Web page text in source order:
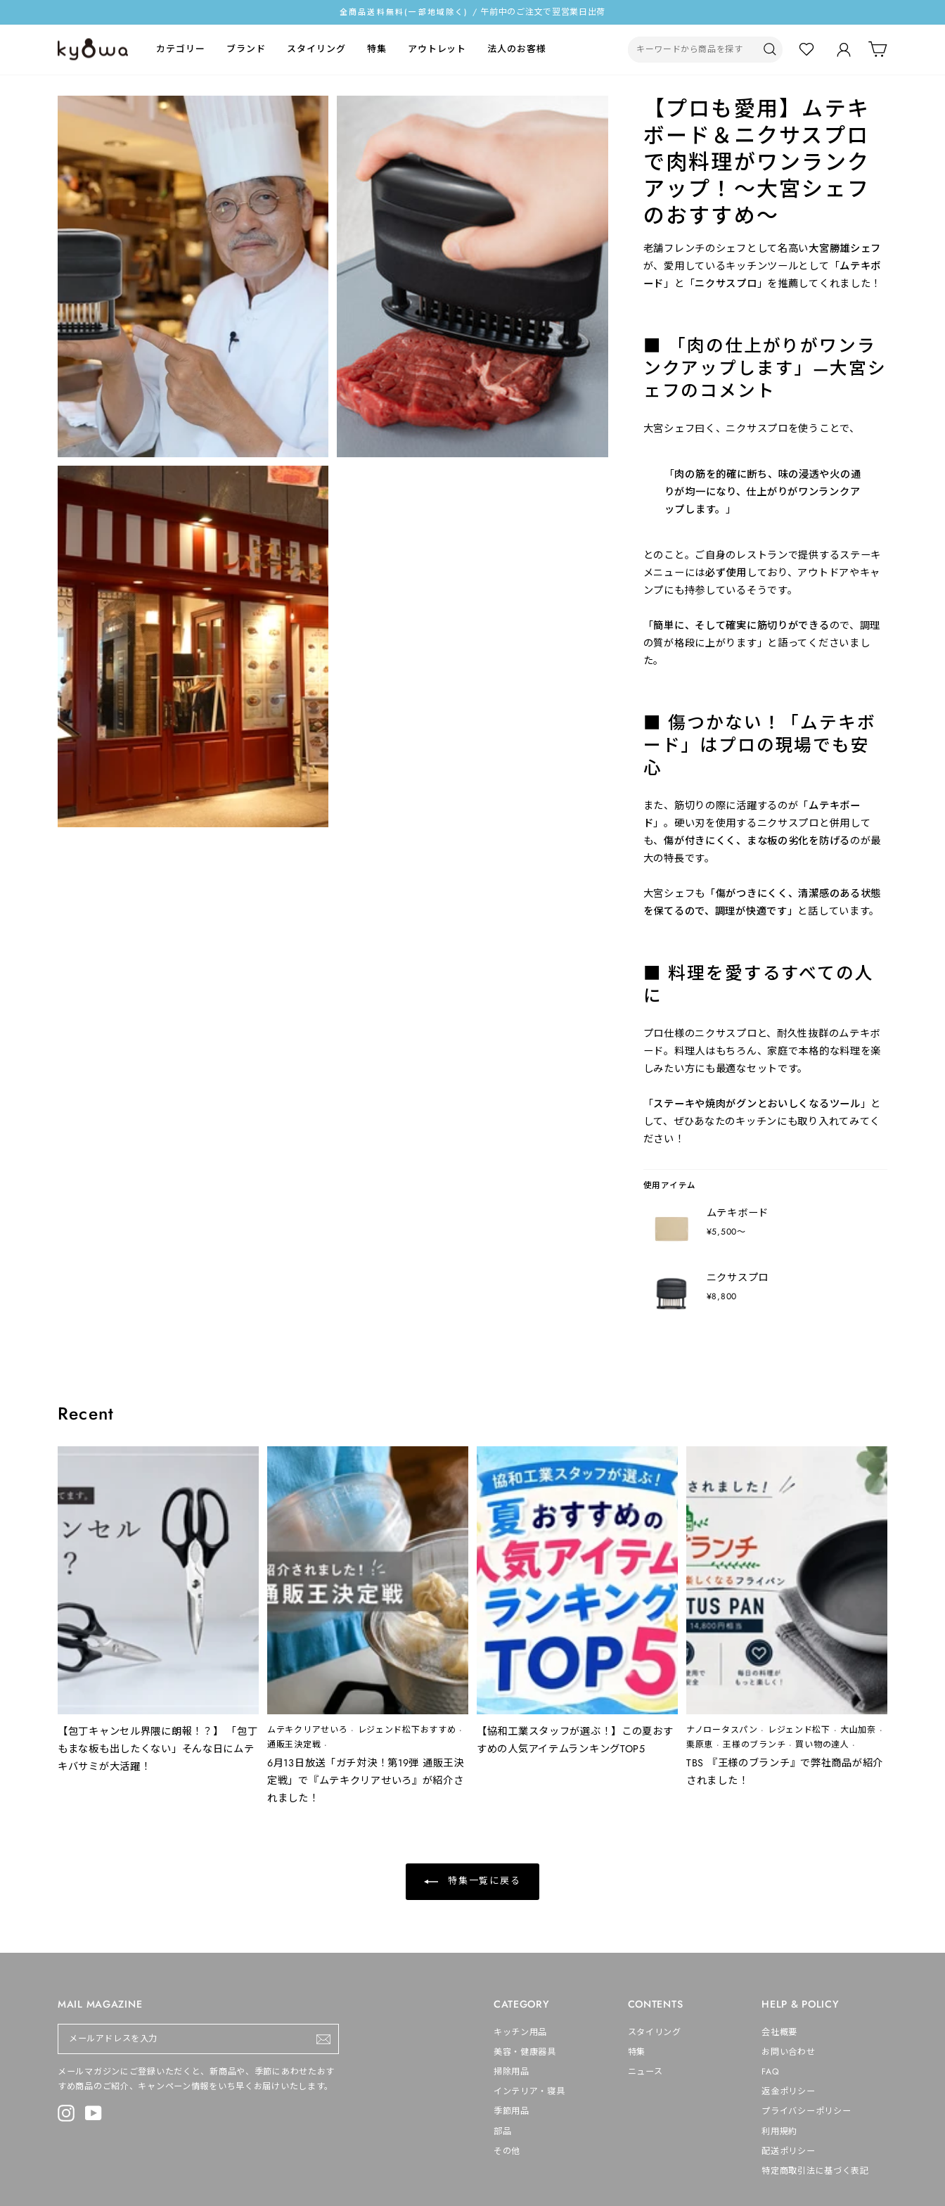
キ
止
る
全商品送料無料(一部地域除く) / 午前中のご注文で翌営業日出荷
カテゴリー ブランド スタイリング 特集 アウトレット 法人のお客様 検索 ログイン
【プロも愛用】ムテキ
ボード＆ニクサスプロ
で肉料理がワンランク
アップ！〜大宮シェフ
のおすすめ〜
老舗フレンチのシェフとして名高い大宮勝雄シェフ
が、愛用しているキッチンツールとして「ムテキボ
ード」と「ニクサスプロ」を推薦してくれました！
■ 「肉の仕上がりがワンラ
ンクアップします」—大宮シ
ェフのコメント
大宮シェフ曰く、ニクサスプロを使うことで、
「肉の筋を的確に断ち、味の浸透や火の通
りが均一になり、仕上がりがワンランクア
ップします。 」
とのこと。ご自身のレストランで提供するステーキ
メニューには必ず使用 しており、アウトドアやキャ
ンプにも持参しているそうです。
「簡単に、そして確実に筋切りができるので、調理
の質が格段に上がります」と語ってくださいまし
た。
■ 傷つかない！「ムテキボ
ード」はプロの現場でも安
心
また、筋切りの際に活躍するのが「ムテキボー
ド」。硬い刃を使用するニクサスプロと併用して
も、傷が付きにくく、まな板の劣化を防げるのが最
大の特長です。
大宮シェフも 「傷がつきにくく、清潔感のある状態
を保てるので、調理が快適です」 と話しています。
■ 料理を愛するすべての人
に
プロ仕様のニクサスプロと、耐久性抜群のムテキボ
ード。料理人はもちろん、家庭で本格的な料理を楽
しみたい方にも最適なセットです。
「ステーキや焼肉がグンとおいしくなるツール」と
して、ぜひあなたのキッチンにも取り入れてみてく
ださい！
使用アイテム
ムテキボード
¥5,500〜
ニクサスプロ
¥8,800
Recent
【包丁キャンセル界隈に朗報！？】 「包丁
もまな板も出したくない」そんな日にムテ
キバサミが大活躍！
ムテキクリアせいろ · レジェンド松下おすすめ ·
通販王決定戦 ·
6月13日放送「ガチ対決！第19弾 通販王決
定戦」で『ムテキクリアせいろ』が紹介さ
れました！
【協和工業スタッフが選ぶ！】この夏おす
すめの人気アイテムランキングTOP5
ナノロータスパン · レジェンド松下 · 大山加奈 ·
栗原恵 ·王様のブランチ ·買い物の達人 ·
TBS 『王様のブランチ』で弊社商品が紹介
されました！
特集一覧に戻る
MAIL MAGAZINE
ル
ド
レ
を
メールマガジンにご登録いただくと、新商品や、季節にあわせたおす
すめ商品のご紹介、キャンペーン情報をいち早くお届けいたします。
Instagram
CATEGORY
キッチン用品
美容・健康器具
掃除用品
インテリア・寝具
季節用品
部品
その他
CONTENTS
スタイリング
特集
ニュース
HELP & POLICY
会社概要
お問い合わせ
FAQ
返金ポリシー
プライバシーポリシー
利用規約
配送ポリシー
特定商取引法に基づく表記